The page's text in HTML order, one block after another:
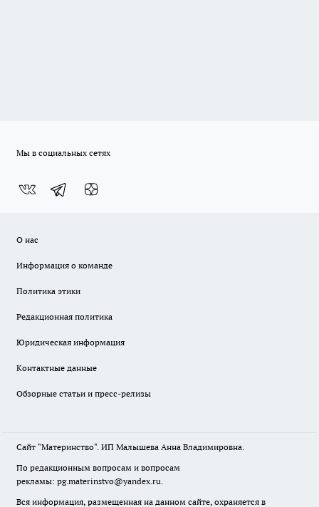
Мы в социальных сетях
О нас
Информация о команде
Политика этики
Редакционная политика
Юридическая информация
Контактные данные
Обзорные статьи и пресс-релизы
Сайт "Материнство". ИП Малышева Анна Владимировна.
По редакционным вопросам и вопросам
рекламы: pg.materinstvo@yandex.ru.
Вся информация, размещенная на данном сайте, охраняется в